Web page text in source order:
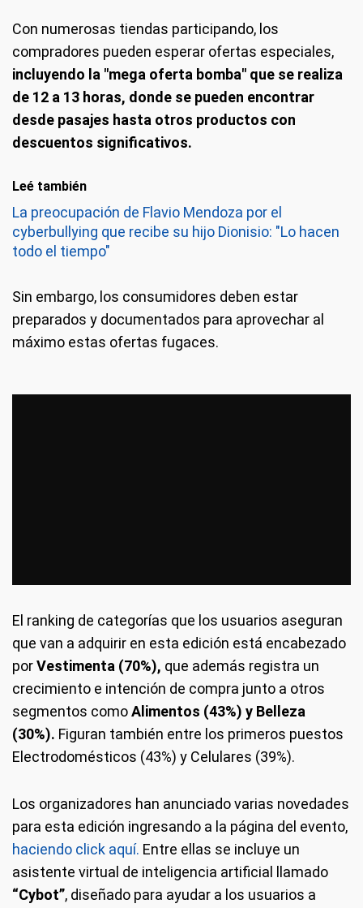
Con numerosas tiendas participando, los
compradores pueden esperar ofertas especiales,
incluyendo la "mega oferta bomba" que se realiza
de 12 a 13 horas, donde se pueden encontrar
desde pasajes hasta otros productos con
descuentos significativos.
Leé también
La preocupación de Flavio Mendoza por el
cyberbullying que recibe su hijo Dionisio: "Lo hacen
todo el tiempo"
Sin embargo, los consumidores deben estar
preparados y documentados para aprovechar al
máximo estas ofertas fugaces.
El ranking de categorías que los usuarios aseguran
que van a adquirir en esta edición está encabezado
porVestimenta (70%), que además registra un
crecimiento e intención de compra junto a otros
segmentos comoAlimentos (43%) y Belleza
(30%). Figuran también entre los primeros puestos
Electrodomésticos (43%) y Celulares (39%).
Los organizadores han anunciado varias novedades
para esta edición ingresando a la página del evento,
haciendo click aquí. Entre ellas se incluye un
asistente virtual de inteligencia artificial llamado
“Cybot”, diseñado para ayudar a los usuarios a